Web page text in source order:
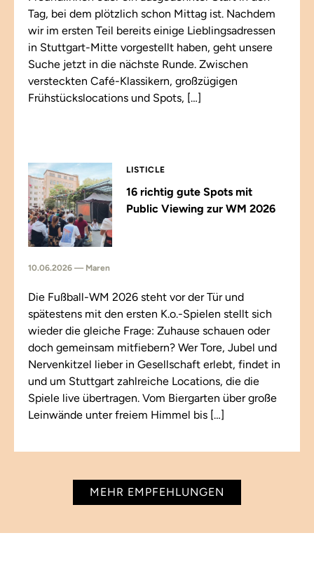
Tag, bei dem plötzlich schon Mittag ist. Nachdem
wir im ersten Teil bereits einige Lieblingsadressen
in Stuttgart-Mitte vorgestellt haben, geht unsere
Suche jetzt in die nächste Runde. Zwischen
versteckten Café-Klassikern, großzügigen
Frühstückslocations und Spots, […]
LISTICLE
16 richtig gute Spots mit
Public Viewing zur WM 2026
10.06.2026 — Maren
Die Fußball-WM 2026 steht vor der Tür und
spätestens mit den ersten K.o.-Spielen stellt sich
wieder die gleiche Frage: Zuhause schauen oder
doch gemeinsam mitfiebern? Wer Tore, Jubel und
Nervenkitzel lieber in Gesellschaft erlebt, findet in
und um Stuttgart zahlreiche Locations, die die
Spiele live übertragen. Vom Biergarten über große
Leinwände unter freiem Himmel bis […]
MEHR EMPFEHLUNGEN